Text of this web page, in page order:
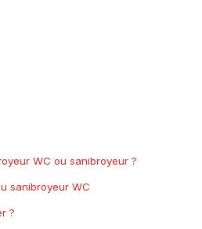
WC ou sanibroyeur ?
sanibroyeur WC
?